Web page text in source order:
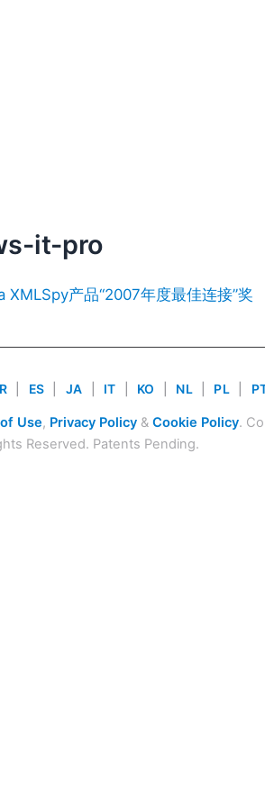
it-pro
产品“2007年度最佳连接”奖
ES JA IT KO NL PL
Use, Privacy Policy& Cookie Policy.
Reserved. Patents Pending.